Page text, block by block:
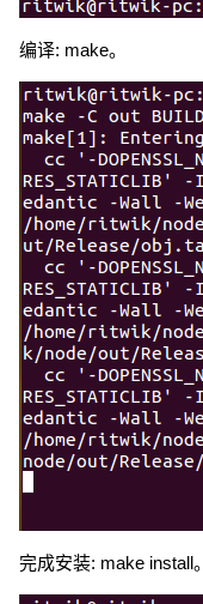
编译: make。
完成安装: make install。